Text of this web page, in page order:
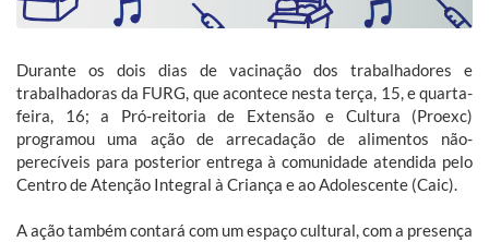
Durante os dois dias de vacinação dos trabalhadores e
trabalhadoras da FURG, que acontece nesta terça, 15, e quarta-
feira, 16; a Pró-reitoria de Extensão e Cultura (Proexc)
programou uma ação de arrecadação de alimentos não-
perecíveis para posterior entrega à comunidade atendida pelo
Centro de Atenção Integral à Criança e ao Adolescente (Caic).
A ação também contará com um espaço cultural, com a presença